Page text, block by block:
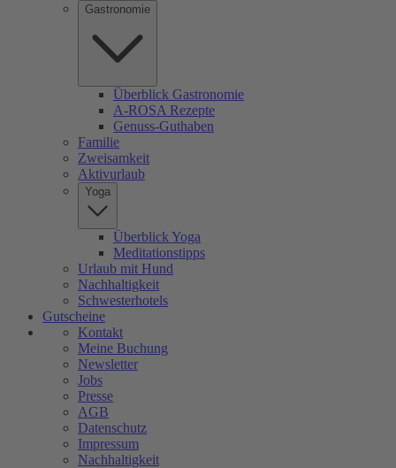
Gastronomie
Überblick Gastronomie
A-ROSA Rezepte
Genuss-Guthaben
Familie
Zweisamkeit
Aktivurlaub
Yoga
Überblick Yoga
Meditationstipps
Urlaub mit Hund
Nachhaltigkeit
Schwesterhotels
Gutscheine
Kontakt
Meine Buchung
Newsletter
Jobs
Presse
AGB
Datenschutz
Impressum
Nachhaltigkeit